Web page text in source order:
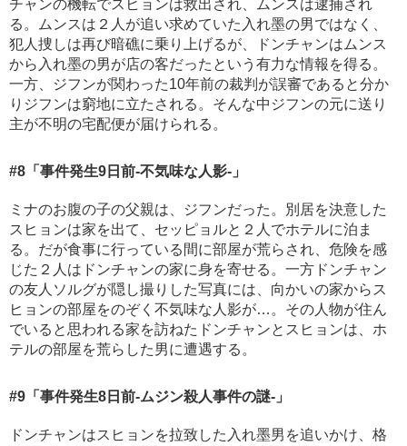
チャンの機転でスヒョンは救出され、ムンスは逮捕され
る。ムンスは２人が追い求めていた入れ墨の男ではなく、
犯人捜しは再び暗礁に乗り上げるが、ドンチャンはムンス
から入れ墨の男が店の客だったという有力な情報を得る。
一方、ジフンが関わった10年前の裁判が誤審であると分か
りジフンは窮地に立たされる。そんな中ジフンの元に送り
主が不明の宅配便が届けられる。
#8 「事件発生9日前-不気味な人影-」
ミナのお腹の子の父親は、ジフンだった。別居を決意した
スヒョンは家を出て、セッピョルと２人でホテルに泊ま
る。だが食事に行っている間に部屋が荒らされ、危険を感
じた２人はドンチャンの家に身を寄せる。一方ドンチャン
の友人ソルグが隠し撮りした写真には、向かいの家からス
ヒョンの部屋をのぞく不気味な人影が…。その人物が住ん
でいると思われる家を訪ねたドンチャンとスヒョンは、ホ
テルの部屋を荒らした男に遭遇する。
#9 「事件発生8日前-ムジン殺人事件の謎-」
ドンチャンはスヒョンを拉致した入れ墨男を追いかけ、格